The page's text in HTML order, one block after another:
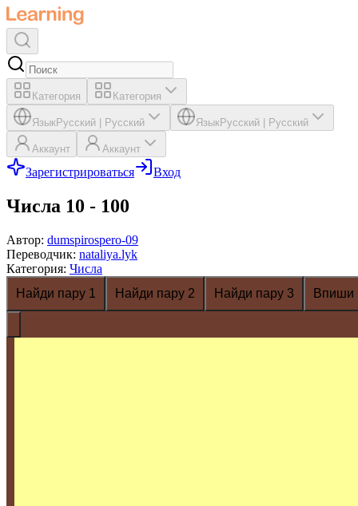
Категория Категория
ЯзыкРусский Русский ЯзыкРусский Русский
Аккаунт Аккаунт
Зарегистрироваться Вход
Числа 10 - 100
Автор: dumspirospero-09
Переводчик: nataliya.lyk
Категория: Числа
Найди пару 1
Найди пару 2 Найди пару 3 Впиши